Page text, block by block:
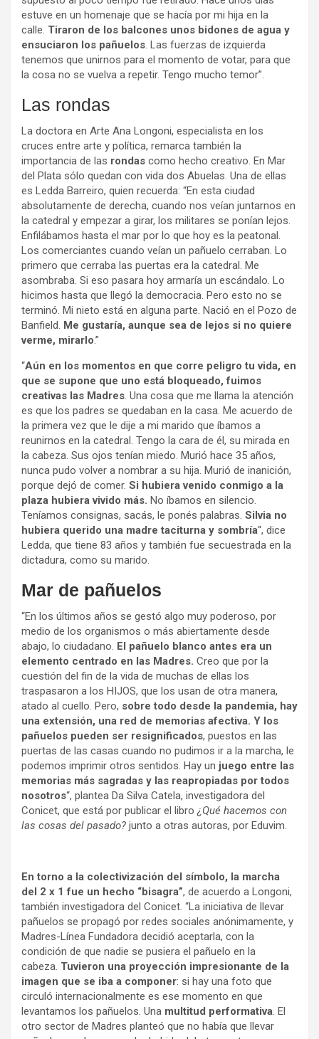
estuve en un homenaje que se hacía por mi hija en la
calle. Tiraron de los balcones unos bidones de agua y
ensuciaron los pañuelos . Las fuerzas de izquierda
tenemos que unirnos para el momento de votar, para que
la cosa no se vuelva a repetir. Tengo mucho temor”.
Las rondas
La doctora en Arte Ana Longoni, especialista en los
cruces entre arte y política, remarca también la
importancia de las rondas como hecho creativo. En Mar
del Plata sólo quedan con vida dos Abuelas. Una de ellas
es Ledda Barreiro, quien recuerda: “En esta ciudad
absolutamente de derecha, cuando nos veían juntarnos en
la catedral y empezar a girar, los militares se ponían lejos.
Enfilábamos hasta el mar por lo que hoy es la peatonal.
Los comerciantes cuando veían un pañuelo cerraban. Lo
primero que cerraba las puertas era la catedral. Me
asombraba. Si eso pasara hoy armaría un escándalo. Lo
hicimos hasta que llegó la democracia. Pero esto no se
terminó. Mi nieto está en alguna parte. Nació en el Pozo de
Banfield. Me gustaría, aunque sea de lejos si no quiere
verme, mirarlo.”
“Aún en los momentos en que corre peligro tu vida, en
que se supone que uno está bloqueado, fuimos
creativas las Madres . Una cosa que me llama la atención
es que los padres se quedaban en la casa. Me acuerdo de
la primera vez que le dije a mi marido que íbamos a
reunirnos en la catedral. Tengo la cara de él, su mirada en
la cabeza. Sus ojos tenían miedo. Murió hace 35 años,
nunca pudo volver a nombrar a su hija. Murió de inanición,
porque dejó de comer. Si hubiera venido conmigo a la
plaza hubiera vivido más. No íbamos en silencio.
Teníamos consignas, sacás, le ponés palabras. Silvia no
hubiera querido una madre taciturna y sombría“, dice
Ledda, que tiene 83 años y también fue secuestrada en la
dictadura, como su marido.
Mar de pañuelos
“En los últimos años se gestó algo muy poderoso, por
medio de los organismos o más abiertamente desde
abajo, lo ciudadano. El pañuelo blanco antes era un
elemento centrado en las Madres. Creo que por la
cuestión del fin de la vida de muchas de ellas los
traspasaron a los HIJOS, que los usan de otra manera,
atado al cuello. Pero, sobre todo desde la pandemia, hay
una extensión, una red de memorias afectiva. Y los
pañuelos pueden ser resignificados, puestos en las
puertas de las casas cuando no pudimos ir a la marcha, le
podemos imprimir otros sentidos. Hay un juego entre las
memorias más sagradas y las reapropiadas por todos
nosotros“, plantea Da Silva Catela, investigadora del
Conicet, que está por publicar el libro ¿Qué hacemos con
las cosas del pasado? junto a otras autoras, por Eduvim.
En torno a la colectivización del símbolo, la marcha
del 2 x 1 fue un hecho “bisagra”, de acuerdo a Longoni,
también investigadora del Conicet. “La iniciativa de llevar
pañuelos se propagó por redes sociales anónimamente, y
Madres-Línea Fundadora decidió aceptarla, con la
condición de que nadie se pusiera el pañuelo en la
cabeza. Tuvieron una proyección impresionante de la
imagen que se iba a componer: si hay una foto que
circuló internacionalmente es ese momento en que
levantamos los pañuelos. Una multitud performativa . El
otro sector de Madres planteó que no había que llevar